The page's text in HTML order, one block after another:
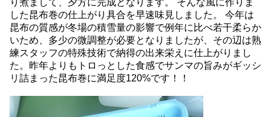
り煮まして、夕方に完成となります。 そんな風に作りま
した昆布巻の仕上がり具合を早速味見しました。 今年は
昆布の質感が冬場の積雪量の影響で例年に比べ若干柔らか
いため、多少の微調整が必要となりましたが、その辺は熟
練スタッフの特殊技術で納得の出来栄えに仕上がりまし
た。昨年よりもトロっとした食感でサンマの旨みがギッシ
リ詰まった昆布巻に満足度120%です！！